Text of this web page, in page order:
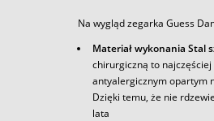
Na wygląd zegarka Guess
Materiał wykonania Stal
chirurgiczną to najczęściej
antyalergicznym opartym
Dzięki temu, że nie
lata